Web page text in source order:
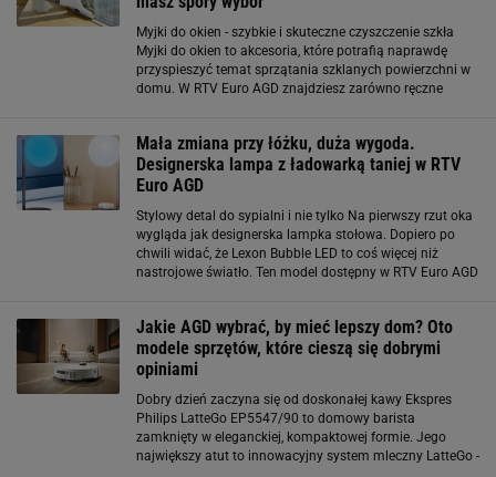
Myjki do okien - szybkie i skuteczne czyszczenie szkła
Myjki do okien to akcesoria, które potrafią naprawdę
przyspieszyć temat sprzątania szklanych powierzchni w
domu. W RTV Euro AGD znajdziesz zarówno ręczne
Mała zmiana przy łóżku, duża wygoda.
Designerska lampa z ładowarką taniej w RTV
Euro AGD
Stylowy detal do sypialni i nie tylko Na pierwszy rzut oka
wygląda jak designerska lampka stołowa. Dopiero po
chwili widać, że Lexon Bubble LED to coś więcej niż
nastrojowe światło. Ten model dostępny w RTV Euro AGD
Jakie AGD wybrać, by mieć lepszy dom? Oto
modele sprzętów, które cieszą się dobrymi
opiniami
Dobry dzień zaczyna się od doskonałej kawy Ekspres
Philips LatteGo EP5547/90 to domowy barista
zamknięty w eleganckiej, kompaktowej formie. Jego
największy atut to innowacyjny system mleczny LatteGo -